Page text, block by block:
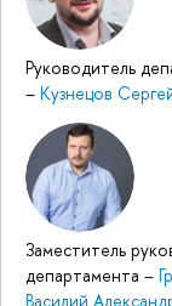
Руководитель
– Кузнецов
Заместитель
департамента –
Василий